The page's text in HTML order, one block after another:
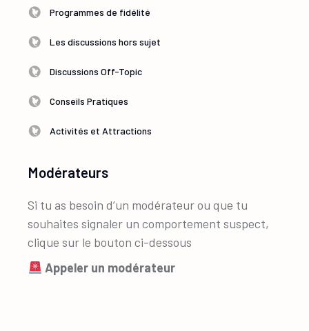
Programmes de fidélité
Les discussions hors sujet
Discussions Off-Topic
Conseils Pratiques
Activités et Attractions
Modérateurs
Si tu as besoin d’un modérateur ou que tu
souhaites signaler un comportement suspect,
clique sur le bouton ci-dessous
Appeler un modérateur